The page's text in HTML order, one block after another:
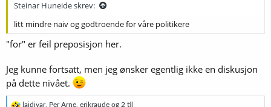
Steinar Huneide skrev:
litt mindre naiv og godtroende for våre politikere
"for" er feil preposisjon her.
Jeg kunne fortsatt, men jeg ønsker egentlig ikke en diskusjon
på dette nivået.
Rlaidjvar, Per Arne erikraude og 2 til